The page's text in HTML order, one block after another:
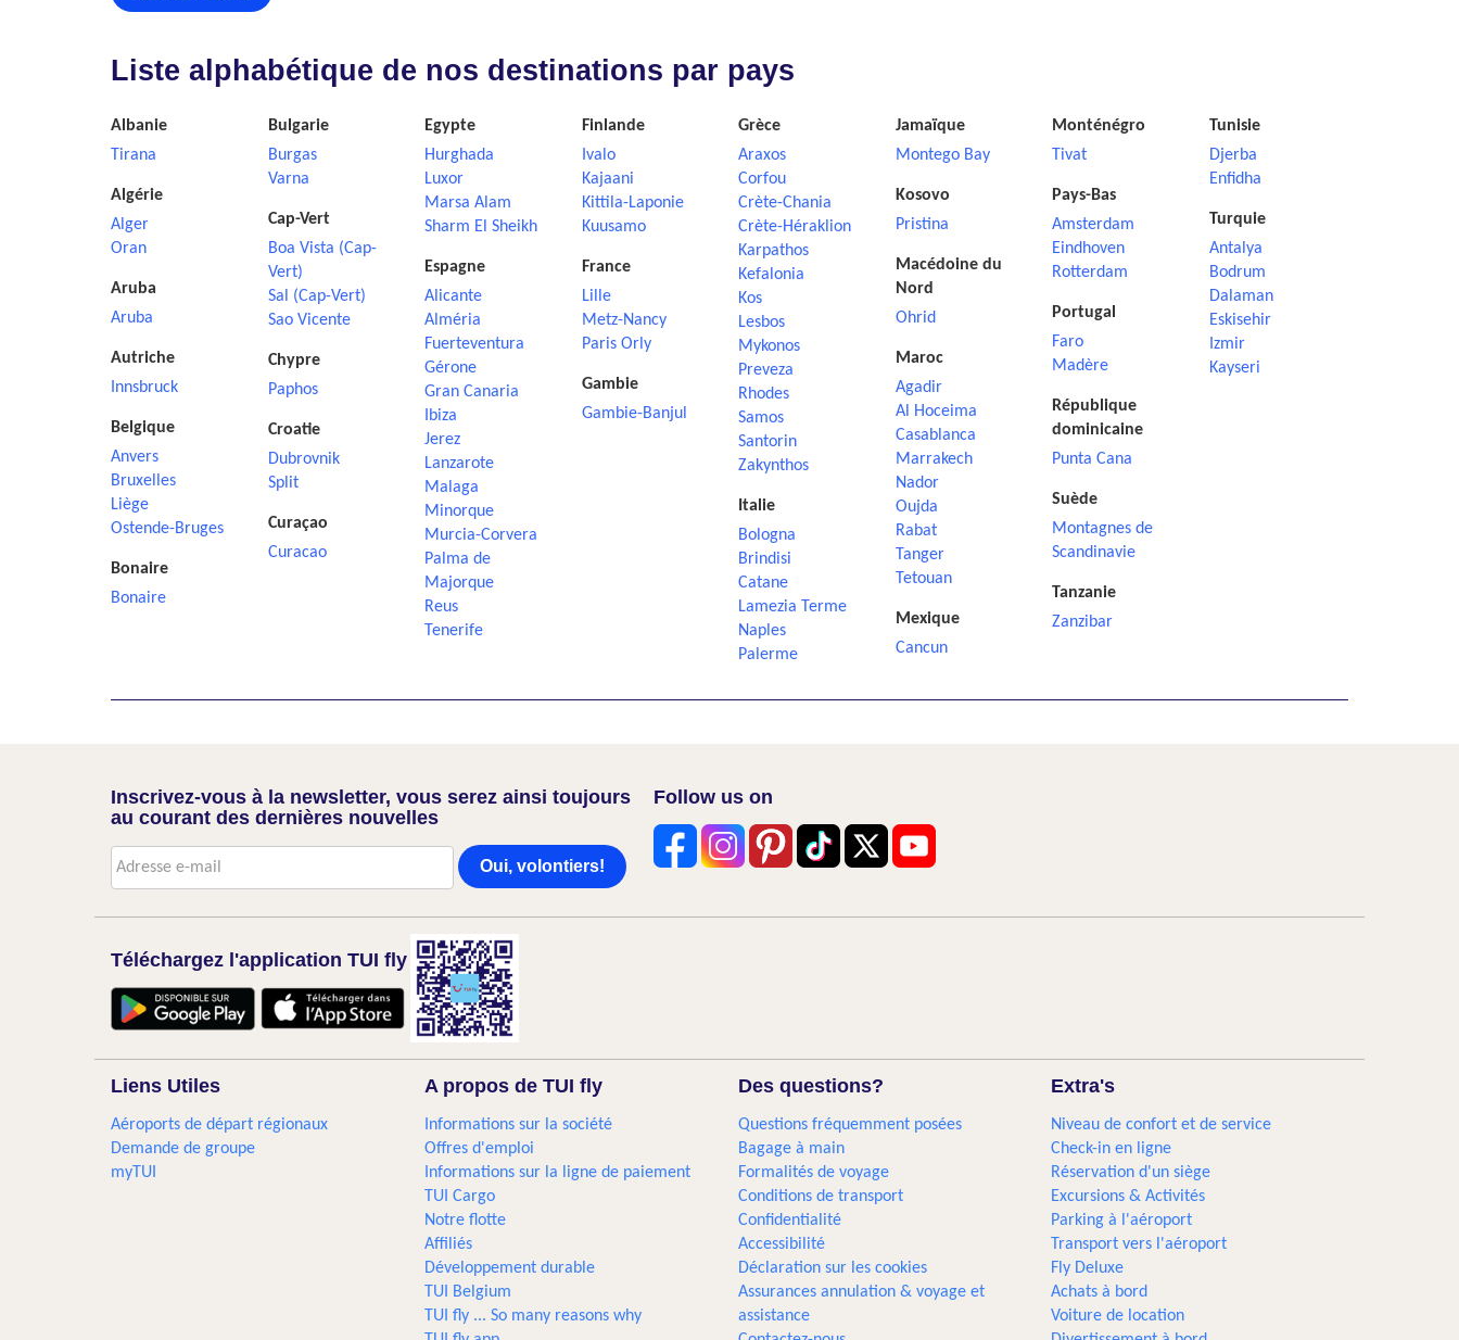
Liste alphabétique de nos destinations par pays
Albanie
Tirana
Algérie
Alger
Oran
Aruba
Aruba
Autriche
Innsbruck
Belgique
Anvers
Bruxelles
Liège
Ostende-Bruges
Bonaire
Bonaire
Bulgarie
Burgas
Varna
Cap-Vert
Boa Vista (Cap-
Vert)
Sal (Cap-Vert)
Sao Vicente
Chypre
Paphos
Croatie
Dubrovnik
Split
Curaçao
Curacao
Egypte
Hurghada
Luxor
Marsa Alam
Sharm El Sheikh
Espagne
Alicante
Alméria
Fuerteventura
Gérone
Gran Canaria
Ibiza
Jerez
Lanzarote
Malaga
Minorque
Murcia-Corvera
Palma de
Majorque
Reus
Tenerife
Finlande
Ivalo
Kajaani
Kittila-Laponie
Kuusamo
France
Lille
Metz-Nancy
Paris Orly
Gambie
Gambie-Banjul
Grèce
Araxos
Corfou
Crète-Chania
Crète-Héraklion
Karpathos
Kefalonia
Kos
Lesbos
Mykonos
Preveza
Rhodes
Samos
Santorin
Zakynthos
Italie
Bologna
Brindisi
Catane
Lamezia Terme
Naples
Palerme
Jamaïque
Montego Bay
Kosovo
Pristina
Macédoine du
Nord
Ohrid
Maroc
Agadir
Al Hoceima
Casablanca
Marrakech
Nador
Oujda
Rabat
Tanger
Tetouan
Mexique
Cancun
Monténégro
Tivat
Pays-Bas
Amsterdam
Eindhoven
Rotterdam
Portugal
Faro
Madère
République
dominicaine
Punta Cana
Suède
Montagnes de
Scandinavie
Tanzanie
Zanzibar
Tunisie
Djerba
Enfidha
Turquie
Antalya
Bodrum
Dalaman
Eskisehir
Izmir
Kayseri
Inscrivez-vous à la newsletter, vous serez ainsi toujours
au courant des dernières nouvelles
Oui, volontiers!
Follow us on
Téléchargez l'application TUI fly
Liens Utiles
Aéroports de départ régionaux
Demande de groupe
myTUI
A propos de TUI fly
Informations sur la société
Offres d'emploi
Informations sur la ligne de paiement
TUI Cargo
Notre flotte
Affiliés
Développement durable
TUI Belgium
TUI fly ... So many reasons why
Des questions?
Questions fréquemment posées
Bagage à main
Formalités de voyage
Conditions de transport
Confidentialité
Accessibilité
Déclaration sur les cookies
Assurances annulation & voyage et
assistance
Extra's
Niveau de confort et de service
Check-in en ligne
Réservation d'un siège
Excursions & Activités​
Parking à l'aéroport
Transport vers l'aéroport
Fly Deluxe
Achats à bord
Voiture de location